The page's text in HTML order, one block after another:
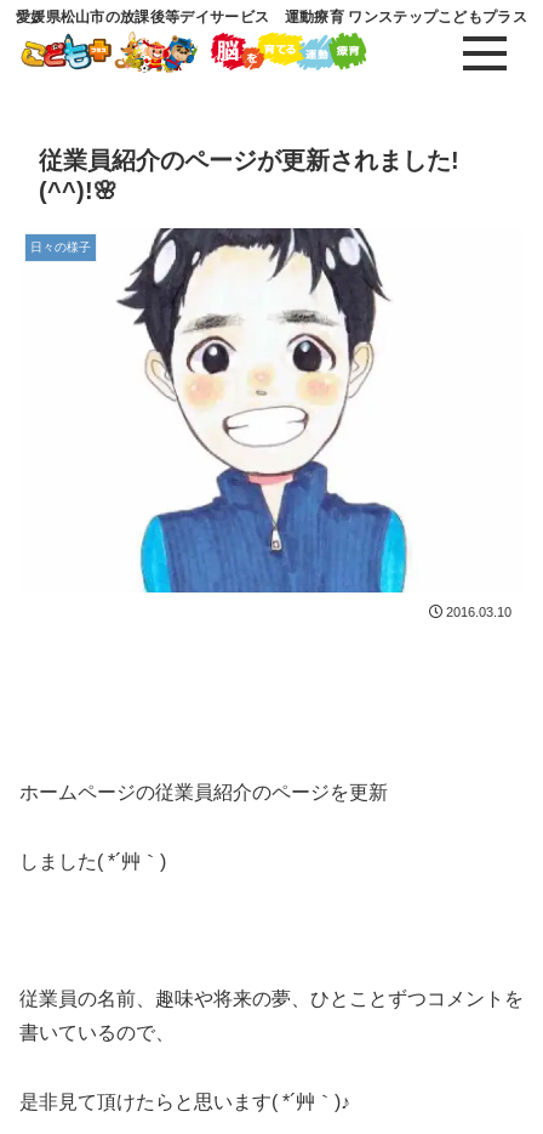
愛媛県松山市の放課後等デイサービス 運動療育 ワンステップこどもプラス
従業員紹介のページが更新されました!
(^^)!🌸
日々の様子
2016.03.10
ホームページの従業員紹介のページを更新
しました( *´艸｀)
従業員の名前、趣味や将来の夢、ひとことずつコメントを
書いているので、
是非見て頂けたらと思います( *´艸｀)♪